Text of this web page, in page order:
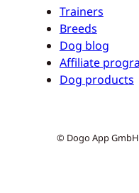
Trainers
Breeds
Dog blog
Affiliate
Dog products
© Dogo App